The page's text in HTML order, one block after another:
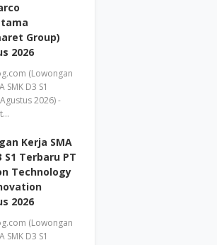
Group)
2026
(Lowongan
SMK D3 S1
2026) -
Kerja SMA
S1 Terbaru PT
Technology
2026
(Lowongan
SMK D3 S1